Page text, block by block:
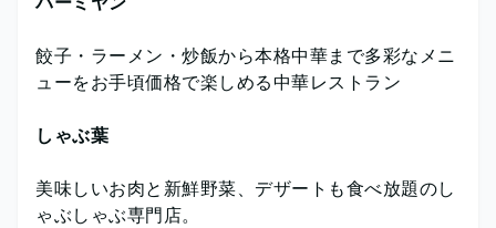
餃子・ラーメン・炒飯から本格中華まで多彩なメニ
ューをお手頃価格で楽しめる中華レストラン
しゃぶ葉
美味しいお肉と新鮮野菜、デザートも食べ放題のし
ゃぶしゃぶ専門店。